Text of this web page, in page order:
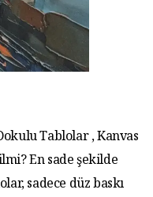
Tablolar , Kanvas
En sade şekilde
sadece düz baskı